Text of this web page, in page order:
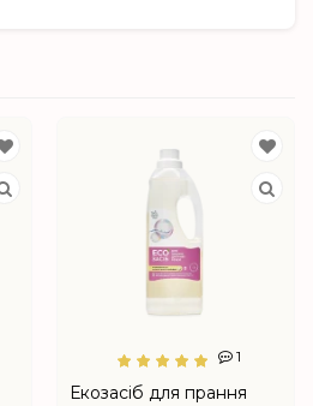
1
Екозасіб для прання